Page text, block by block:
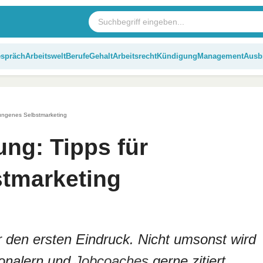
ArbeitsweltBerufeGehaltArbeitsrechtKündigung Management
Selbstmarketing
Tipps für
ersten Eindruck. Nicht umsonst wird